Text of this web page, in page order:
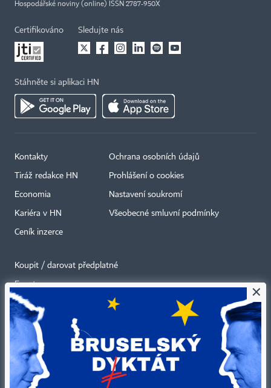
Hospodářské noviny (online) ISSN 2787-950X
Certifikováno Sledujte nás
Stáhněte si aplikaci HN
Kontakty
Tiráž redakce HN
Economia
Kariéra v HN
Ceník inzerce
Ochrana osobních údajů
Prohlášení o cookies
Nastavení soukromí
Všeobecné smluvní podmínky
Koupit / darovat předplatné
Eventy
Newslettery
RSS kanály
Autorská práva vykonává vydavatel. Bez písemného svolení vydavatele je
zakázáno jakékoli užití částí nebo celku díla, zejména rozmnožování a šíření
×